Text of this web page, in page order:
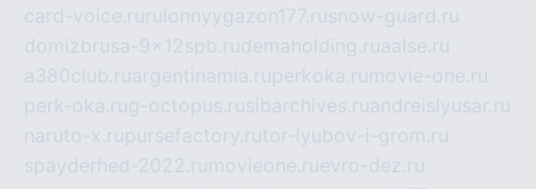
card-voice.ru rulonnyygazon177.rusnow-guard.ru
domizbrusa-9x12spb.rudemaholding.ruaalse.ru
a380club.ruargentinamia.ruperkoka.ru movie-one.ru
perk-oka.rug-octopus.rusibarchives.ruandreislyusar.ru
naruto-x.rupursefactory.rutor-lyubov-i-grom.ru
spayderhed-2022.ru movieone.ruevro-dez.ru